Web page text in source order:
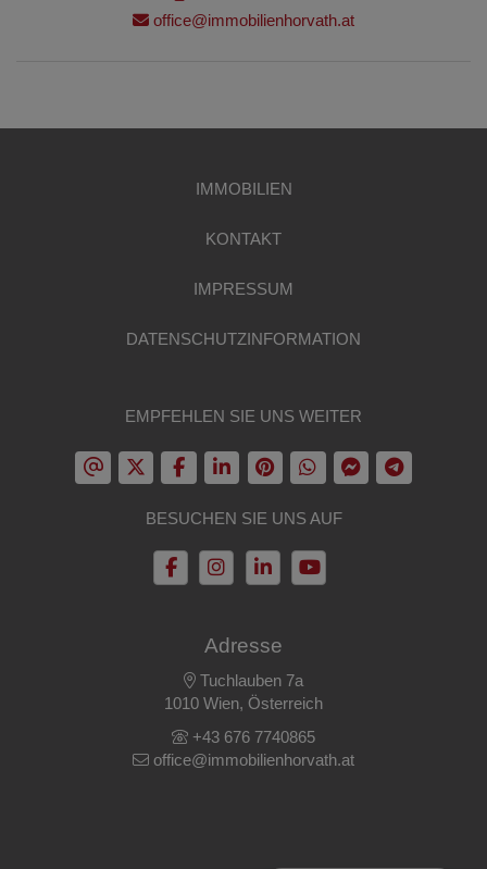
office@immobilienhorvath.at
IMMOBILIEN
KONTAKT
IMPRESSUM
DATENSCHUTZINFORMATION
EMPFEHLEN SIE UNS WEITER
BESUCHEN SIE UNS AUF
Adresse
Tuchlauben 7a
1010 Wien, Österreich
+43 676 7740865
office@immobilienhorvath.at